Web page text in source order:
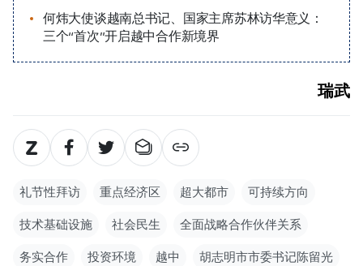
何炜大使谈越南总书记、国家主席苏林访华意义：
三个“首次”开启越中合作新境界
瑞武
礼节性拜访 重点经济区 超大都市 可持续方向
技术基础设施 社会民生 全面战略合作伙伴关系
务实合作 投资环境 越中 胡志明市市委书记陈留光